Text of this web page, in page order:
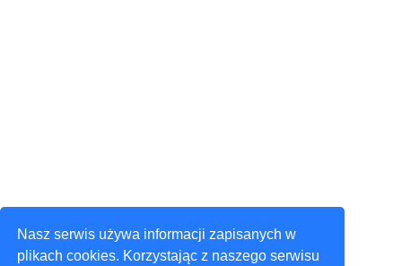
Nasz serwis używa informacji zapisanych w
plikach cookies. Korzystając z naszego serwisu